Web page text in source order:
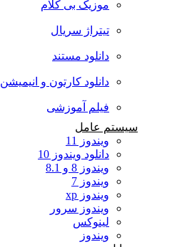
موزیک بی کلام
تیتراژ سریال
دانلود مستند
دانلود کارتون و انیمیشن
فیلم آموزشی
سیستم عامل
ویندوز 11
دانلود ویندوز 10
ویندوز 8 و 8.1
ویندوز 7
ویندوز xp
ویندوز سرور
لینوکس
ویندوز